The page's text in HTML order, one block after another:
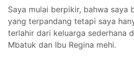
Saya mulai berpikir, bahwa saya
yang terpandang tetapi saya
terlahir dari keluarga sederhana
Mbatuk dan Ibu Regina mehi.